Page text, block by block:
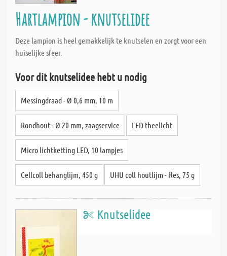
Hartlampion - knutselidee
Deze lampion is heel gemakkelijk te knutselen en zorgt voor een
huiselijke sfeer.
Voor dit knutselidee hebt u nodig
Messingdraad - Ø 0,6 mm, 10 m
Rondhout - Ø 20 mm, zaagservice LED theelicht
Micro lichtketting LED, 10 lampjes
Cellcoll behanglijm, 450 g UHU coll houtlijm - fles, 75 g
Knutselidee